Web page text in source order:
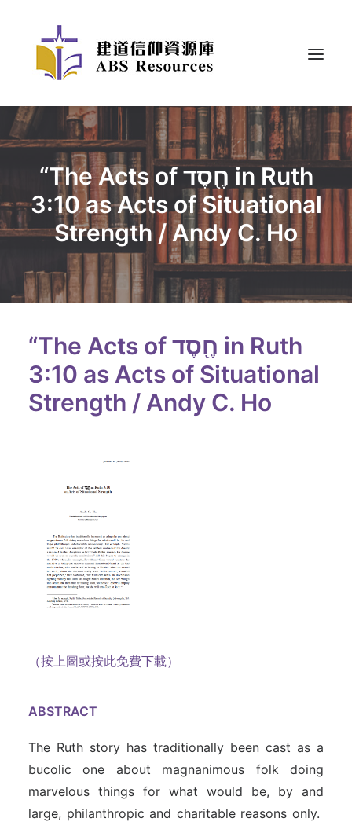
“The Acts of חֶ֖סֶד in Ruth
3:10 as Acts of Situational
Strength / Andy C. Ho
“The Acts of חֶ֖סֶד in Ruth
3:10 as Acts of Situational
Strength / Andy C. Ho
（按上圖或按此免費下載）
ABSTRACT
The Ruth story has traditionally been cast as a
bucolic one about magnanimous folk doing
marvelous things for what would be, by and
large, philanthropic and charitable reasons only.